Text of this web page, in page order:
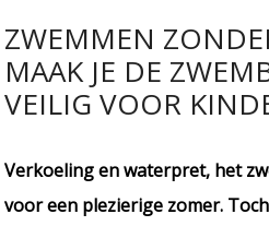
ZWEMMEN
MAAK JE DE
VEILIG VOOR
Verkoeling en waterpret, het
voor een plezierige zomer.